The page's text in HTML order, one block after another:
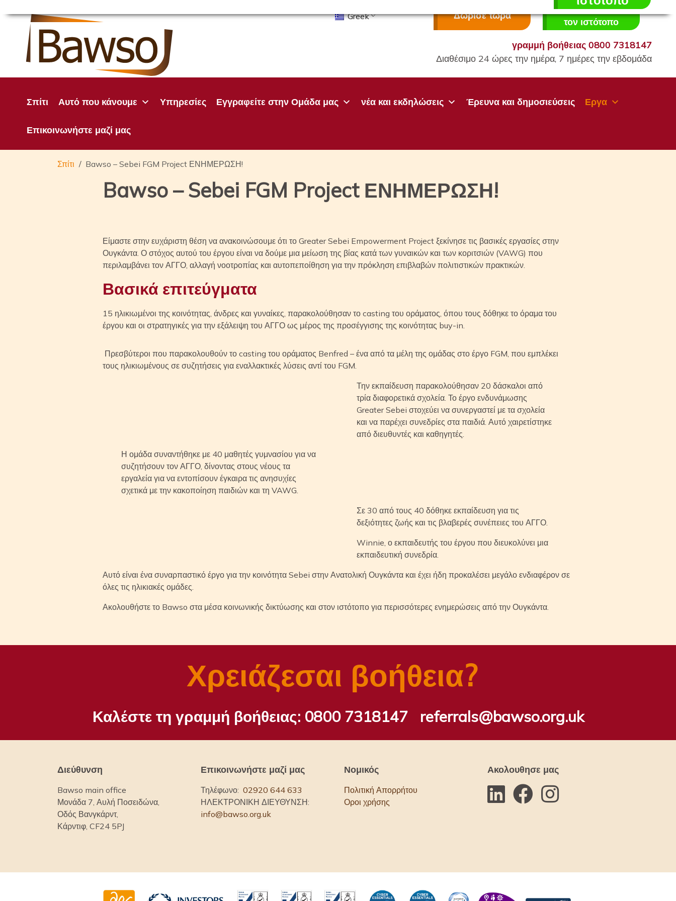
στο
περιεχόμενο
Greek Δώρισε τώρα
Αποχώρηση από
τον ιστότοπο
γραμμή βοήθειας 0800 7318147
Διαθέσιμο 24 ώρες την ημέρα, 7 ημέρες την εβδομάδα
Σπίτι Αυτό που κάνουμε Υπηρεσίες Εγγραφείτε στην Ομάδα μας νέα και εκδηλώσεις Έρευνα και δημοσιεύσεις Εργα
Επικοινωνήστε μαζί μας
Σπίτι Bawso – Sebei FGM Project ΕΝΗΜΕΡΩΣΗ!
Bawso – Sebei FGM Project ΕΝΗΜΕΡΩΣΗ!
Είμαστε στην ευχάριστη θέση να ανακοινώσουμε ότι το Greater Sebei Empowerment Project ξεκίνησε τις βασικές εργασίες στην
Ουγκάντα. Ο στόχος αυτού του έργου είναι να δούμε μια μείωση της βίας κατά των γυναικών και των κοριτσιών (VAWG) που
περιλαμβάνει τον ΑΓΓΟ, αλλαγή νοοτροπίας και αυτοπεποίθηση για την πρόκληση επιβλαβών πολιτιστικών πρακτικών.
Βασικά επιτεύγματα
15 ηλικιωμένοι της κοινότητας, άνδρες και γυναίκες, παρακολούθησαν το casting του οράματος, όπου τους δόθηκε το όραμα του
έργου και οι στρατηγικές για την εξάλειψη του ΑΓΓΟ ως μέρος της προσέγγισης της κοινότητας buy-in.
Πρεσβύτεροι που παρακολουθούν το casting του οράματος Benfred – ένα από τα μέλη της ομάδας στο έργο FGM, που εμπλέκει
τους ηλικιωμένους σε συζητήσεις για εναλλακτικές λύσεις αντί του FGM.
Την εκπαίδευση παρακολούθησαν 20 δάσκαλοι από
τρία διαφορετικά σχολεία. Το έργο ενδυνάμωσης
Greater Sebei στοχεύει να συνεργαστεί με τα σχολεία
και να παρέχει συνεδρίες στα παιδιά. Αυτό χαιρετίστηκε
από διευθυντές και καθηγητές.
Η ομάδα συναντήθηκε με 40 μαθητές γυμνασίου για να
συζητήσουν τον ΑΓΓΟ, δίνοντας στους νέους τα
εργαλεία για να εντοπίσουν έγκαιρα τις ανησυχίες
σχετικά με την κακοποίηση παιδιών και τη VAWG.
Σε 30 από τους 40 δόθηκε εκπαίδευση για τις
δεξιότητες ζωής και τις βλαβερές συνέπειες του ΑΓΓΟ.
Winnie, ο εκπαιδευτής του έργου που διευκολύνει μια
εκπαιδευτική συνεδρία.
Αυτό είναι ένα συναρπαστικό έργο για την κοινότητα Sebei στην Ανατολική Ουγκάντα και έχει ήδη προκαλέσει μεγάλο ενδιαφέρον σε
όλες τις ηλικιακές ομάδες.
Ακολουθήστε το Bawso στα μέσα κοινωνικής δικτύωσης και στον ιστότοπο για περισσότερες ενημερώσεις από την Ουγκάντα.
Χρειάζεσαι βοήθεια?
Καλέστε τη γραμμή βοήθειας: 0800 7318147 referrals@bawso.org.uk
Διεύθυνση
Bawso main office
Μονάδα 7, Αυλή Ποσειδώνα,
Οδός Βανγκάρντ,
Κάρντιφ, CF24 5PJ
Επικοινωνήστε μαζί μας
Τηλέφωνο: 02920 644 633
ΗΛΕΚΤΡΟΝΙΚΗ ΔΙΕΥΘΥΝΣΗ:
info@bawso.org.uk
Νομικός
Πολιτική Απορρήτου
Οροι χρήσης
Ακολουθησε μας